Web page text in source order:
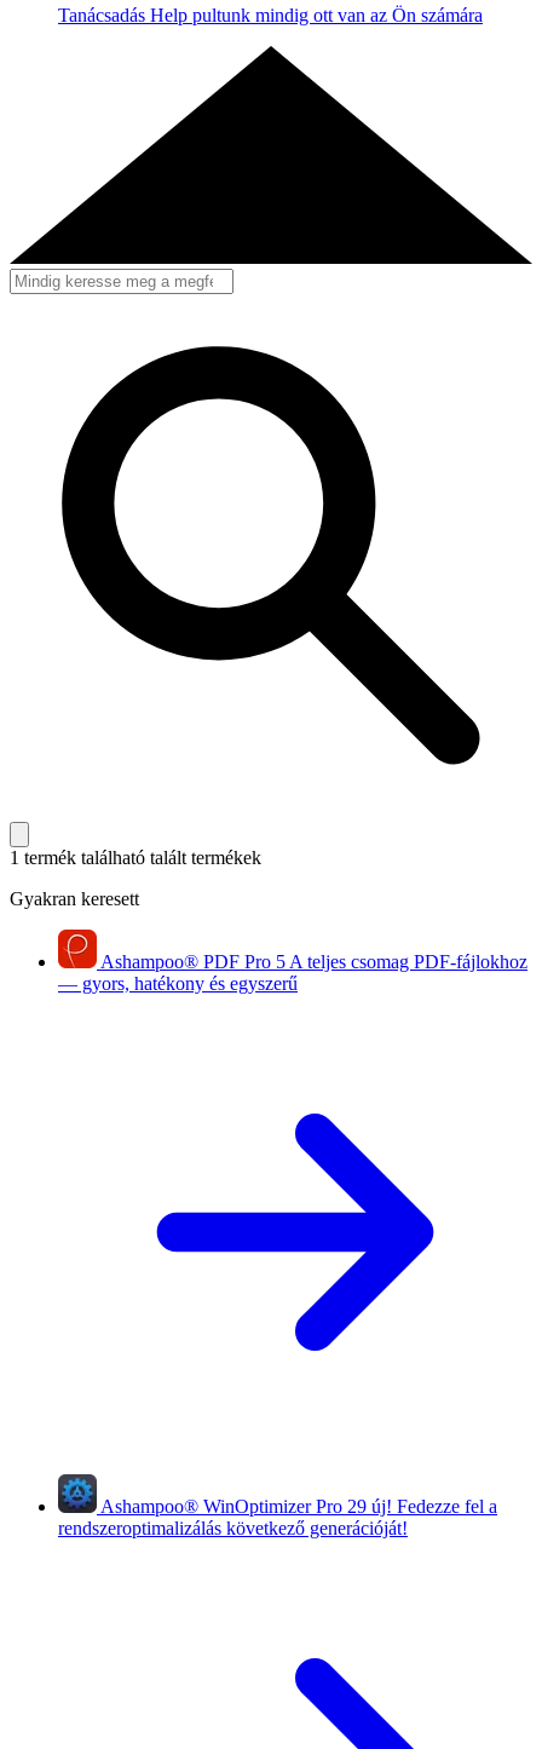
Tanácsadás Help pultunk mindig ott van az Ön számára
1 termék található talált termékek
Gyakran keresett
Ashampoo® PDF Pro 5 A teljes csomag PDF-fájlokhoz
— gyors, hatékony és egyszerű
Ashampoo® WinOptimizer Pro 29 új! Fedezze fel a
rendszeroptimalizálás következő generációját!